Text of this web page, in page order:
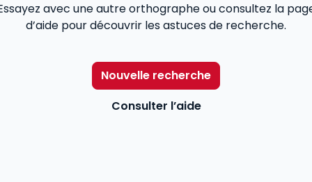
avec une autre orthographe ou consultez la
d’aide pour découvrir les astuces de recherche.
Nouvelle recherche
Consulter l’aide